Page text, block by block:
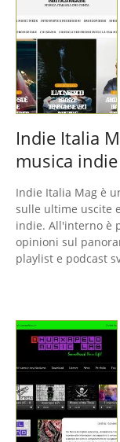
Indie Italia
musica indie
Indie Italia Mag è
sulle ultime uscite
indie. All'interno è
opinioni sul
playlist e podcast